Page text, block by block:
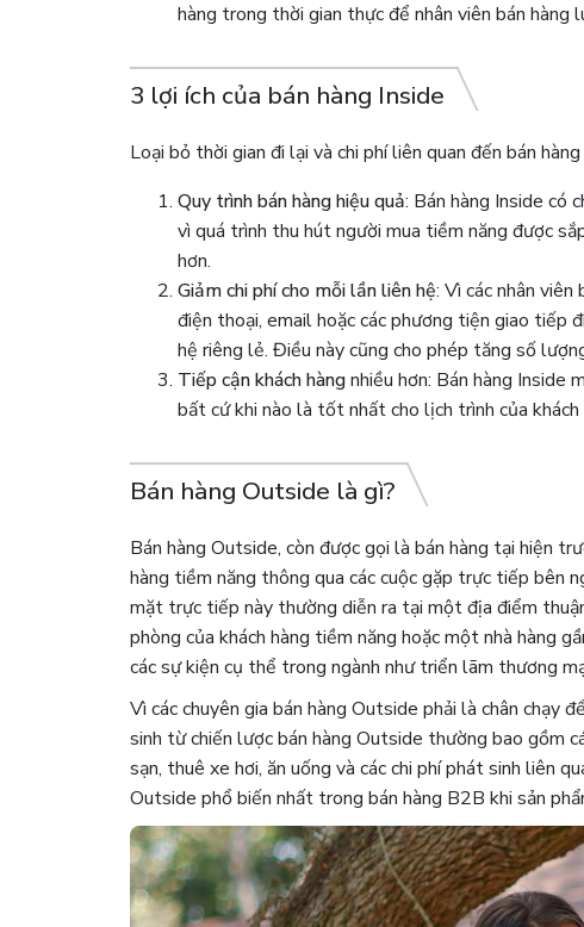
hàng trong thời gian thực để nhân viên bán
3 lợi ích của bán hàng Inside
Loại bỏ thời gian đi lại và chi phí liên quan đến bán
Quy trình bán hàng hiệu quả: Bán hàng Inside có
vì quá trình thu hút người mua tiềm năng được
hơn.
Giảm chi phí cho mỗi lần liên hệ: Vì các nhân
điện thoại, email hoặc các phương tiện giao tiếp
hệ riêng lẻ. Điều này cũng cho phép tăng số
Tiếp cận khách hàngnhiều hơn: Bán hàng Inside
bất cứ khi nào là tốt nhất cho lịch trình của khách
Bán hàng Outside là gì?
Bán hàng Outside, còn được gọi là bán hàng tại hiện
hàng tiềm năng thông qua các cuộc gặp trực tiếp bên
mặt trực tiếp này thường diễn ra tại một địa điểm
phòng của khách hàng tiềm năng hoặc một nhà hàng
các sự kiện cụ thể trong ngành như triển lãm thương
Vì các chuyên gia bán hàng Outside phải là chân chạy
sinh từ chiến lược bán hàng Outside thường bao gồm
sạn, thuê xe hơi, ăn uống và các chi phí phát sinh liên
Outside phổ biến nhất trong bán hàng B2B khi sản